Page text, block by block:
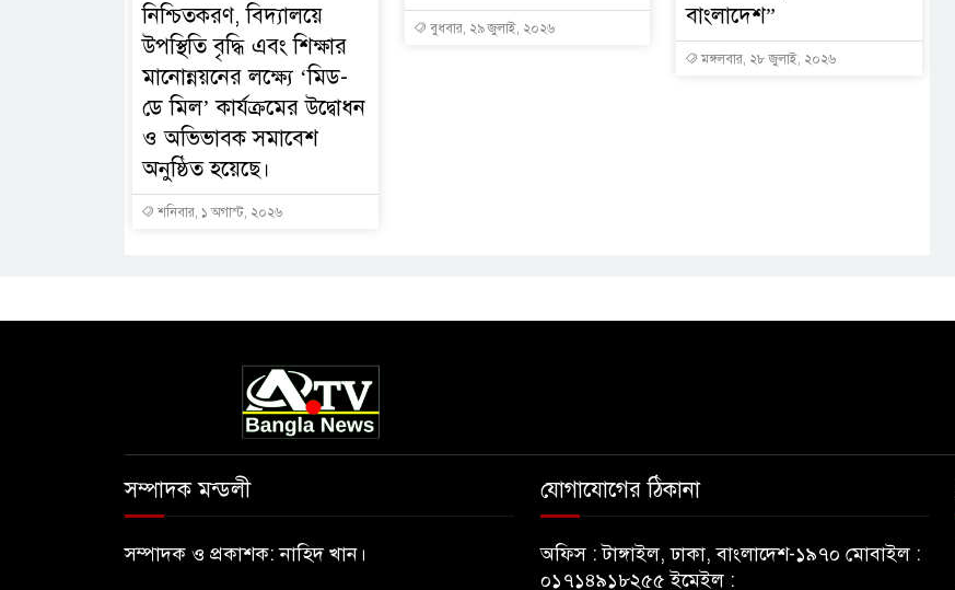
নিশ্চিতকরণ, বিদ্যালয়ে
উপস্থিতি বৃদ্ধি এবং শিক্ষার
মানোন্নয়নের লক্ষ্যে ‘মিড-
ডে মিল’ কার্যক্রমের উদ্বোধন
ও অভিভাবক সমাবেশ
অনুষ্ঠিত হয়েছে।
শনিবার, ১ অগাস্ট, ২০২৬
বুধবার, ২৯ জুলাই, ২০২৬
বাংলাদেশ”
মঙ্গলবার, ২৮ জুলাই, ২০২৬
সম্পাদক মন্ডলী
সম্পাদক ও প্রকাশক: নাহিদ খান।
যোগাযোগের ঠিকানা
অফিস : টাঙ্গাইল, ঢাকা, বাংলাদেশ-১৯৭০ মোবাইল :
০১৭১৪৯১৮২৫৫ ইমেইল :